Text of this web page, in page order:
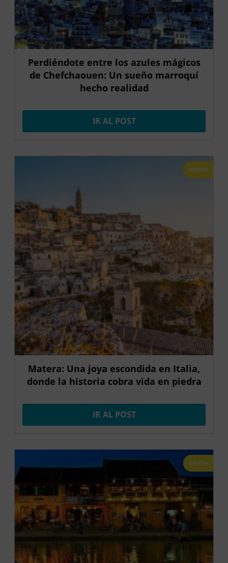
Perdiéndote entre los azules mágicos
de Chefchaouen: Un sueño marroquí
hecho realidad
IR AL POST
OFERTA
Matera: Una joya escondida en Italia,
donde la historia cobra vida en piedra
IR AL POST
OFERTA